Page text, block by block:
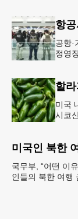
공항·
정영
미국
시코
미국인 북한
국무부, “어떤 이
인들의 북한 여행